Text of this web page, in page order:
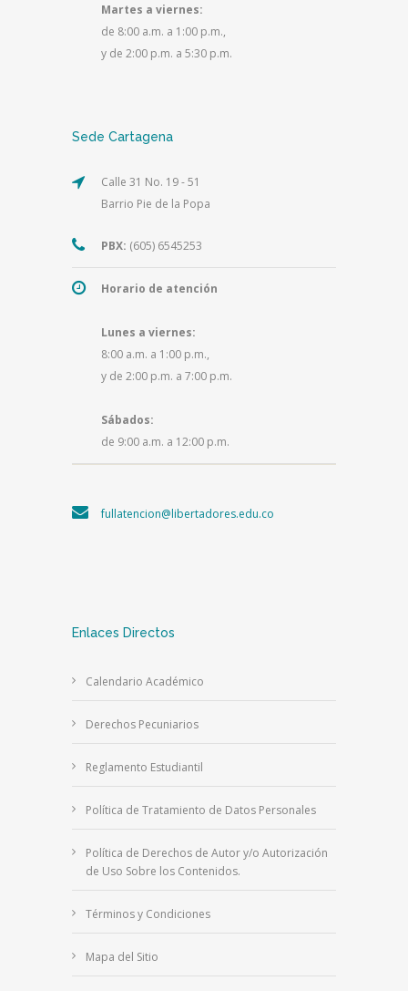
Martes a viernes:
de 8:00 a.m. a 1:00 p.m.,
y de 2:00 p.m. a 5:30 p.m.
Sede Cartagena
Calle 31 No. 19 - 51
Barrio Pie de la Popa
PBX: (605) 6545253
Horario de atención
Lunes a viernes:
8:00 a.m. a 1:00 p.m.,
y de 2:00 p.m. a 7:00 p.m.
Sábados:
de 9:00 a.m. a 12:00 p.m.
fullatencion@libertadores.edu.co
Enlaces Directos
Calendario Académico
Derechos Pecuniarios
Reglamento Estudiantil
Política de Tratamiento de Datos Personales
Política de Derechos de Autor y/o Autorización
de Uso Sobre los Contenidos.
Términos y Condiciones
Mapa del Sitio